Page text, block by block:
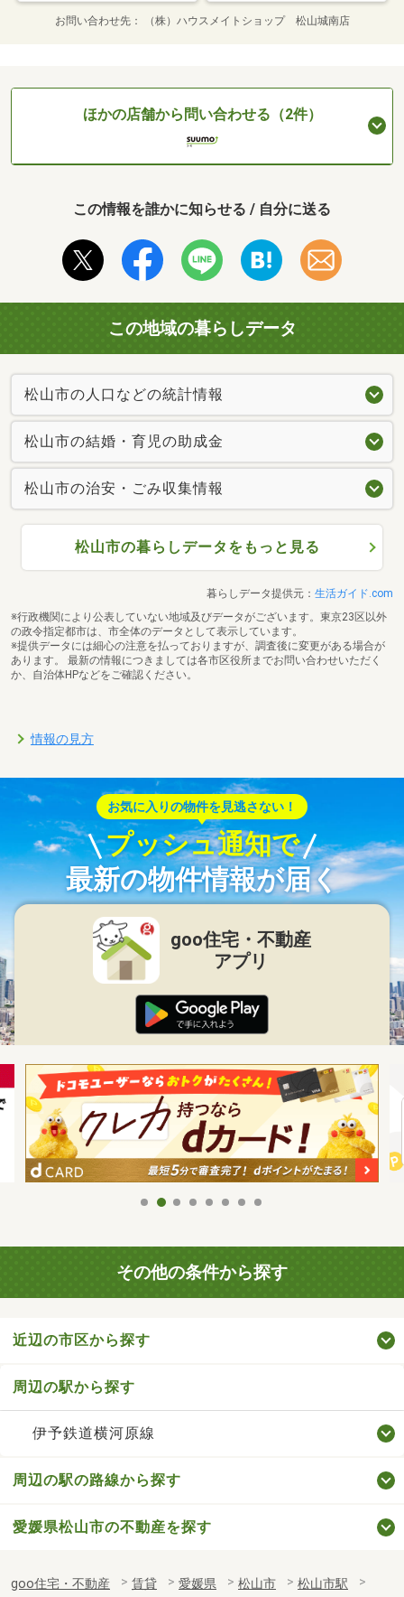
お問い合わせ先 （株）ハウスメイトショップ 松山城南店
ほかの店舗から問い合わせる（2件）
この情報を誰かに知らせる / 自分に送る
この地域の暮らしデータ
松山市の人口などの統計情報
松山市の結婚・育児の助成金
松山市の治安・ごみ収集情報
松山市の暮らしデータをもっと見る
暮らしデータ提供元： 生活ガイド.com
※行政機関により公表していない地域及びデータがございます。東京23区以外
の政令指定都市は、市全体のデータとして表示しています。
※提供データには細心の注意を払っておりますが、調査後に変更がある場合が
あります。 最新の情報につきましては各市区役所までお問い合わせいただく
か、自治体HPなどをご確認ください。
情報の見方
お気に入りの物件を見逃さない！
プッシュ通知で
最新の物件情報が届く
goo住宅・不動産
アプリ
その他の条件から探す
近辺の市区から探す
周辺の駅から探す
伊予鉄道横河原線
周辺の駅の路線から探す
愛媛県松山市の不動産を探す
goo住宅・不動産 賃貸 愛媛県 松山市
松山市駅